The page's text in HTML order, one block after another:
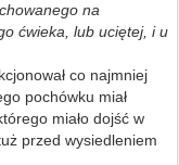
na
ćwieka, lub uciętej, i u
co najmniej
pochówku miał
miało dojść w
przed wysiedleniem